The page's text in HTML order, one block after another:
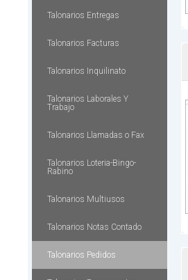
Talonarios Entregas
Talonarios Facturas
Talonarios Inquilinato
Talonarios Laborales Y
Trabajo
Talonarios Llamadas o Fax
Talonarios Loteria-Bingo-
Rabino
Talonarios Multiusos
Talonarios Notas Contado
Talonarios Pedidos